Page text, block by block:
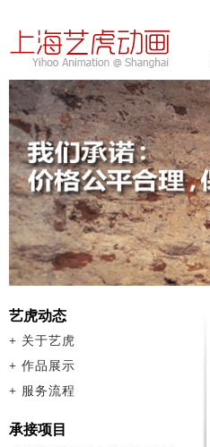
艺虎动态
+ 关于艺虎
+ 作品展示
+ 服务流程
承接项目